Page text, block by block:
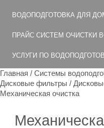
ВОДОПОДГОТОВКА ДЛЯ
ПРАЙС СИСТЕМ ОЧИСТКИ
УСЛУГИ ПО
Главная / Системы
Дисковые фильтры /
Механическая очистка